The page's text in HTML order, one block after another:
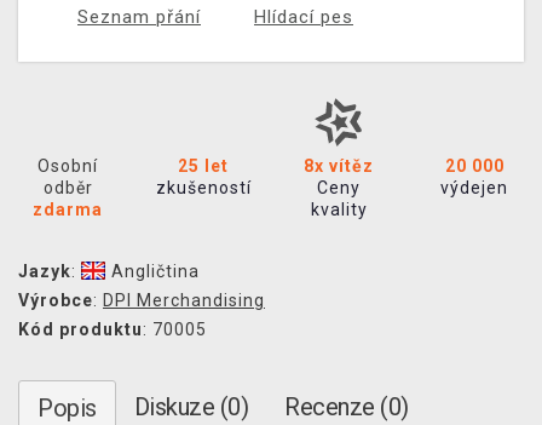
Seznam přání Hlídací pes
Osobní
odběr
zdarma
25 let
zkušeností
8x vítěz
Ceny
kvality
20 000
výdejen
Jazyk:
Angličtina
Výrobce: DPI Merchandising
Kód produktu: 70005
Popis Diskuze (0) Recenze (0)